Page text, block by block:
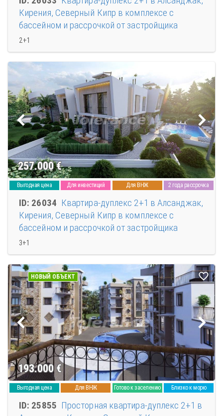
Кирения, Северный Кипр в комплексе с
бассейном и рассрочкой от застройщика
2+1
257.000€
Выгодная цена Для инвестиций Для ВНЖ 2 года рассрочка
ID: 26034 Квартира-дуплекс 2+1 в Алсанджак,
Кирения, Северный Кипр в комплексе с
бассейном и рассрочкой от застройщика
3+1
193.000 €
НОВЫЙ ОБЪЕКТ
Выгодная цена Для ВНЖ Готово к заселению Близко к морю
ID: 25855 Просторная квартира-дуплекс 2+1 в